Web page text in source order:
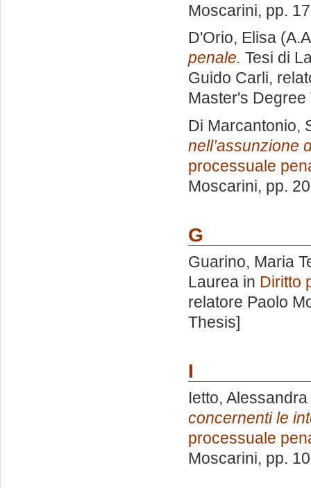
Moscarini, pp.
D'Orio, Elisa
penale. Tesi di
Guido Carli,
Master's Degree
Di Marcantonio,
nell’assunzione
processuale
Moscarini, pp.
G
Guarino, Maria
Laurea in Diritto
relatore Paolo
Thesis]
I
Ietto, Alessandra
concernenti le
processuale
Moscarini, pp.